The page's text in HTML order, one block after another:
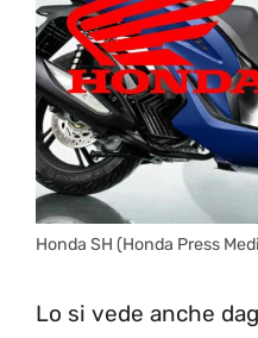
Honda SH (Honda Press
Lo si vede anche